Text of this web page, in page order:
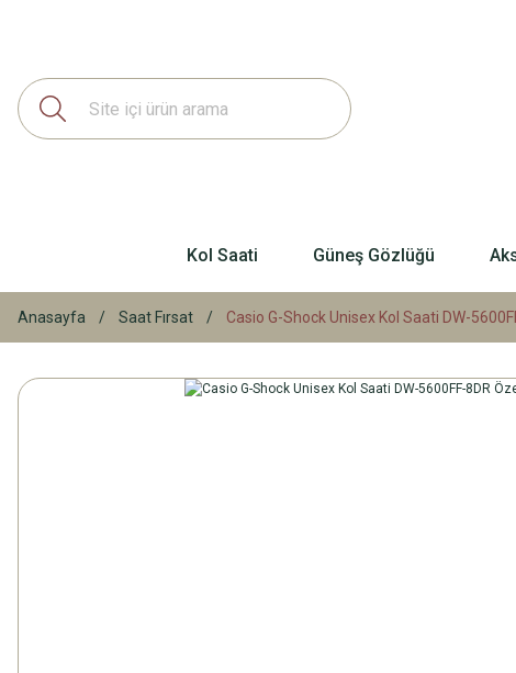
Kol Saati Güneş Gözlüğü
Anasayfa Saat Fırsat Casio G-Shock Unisex Kol Saati DW-